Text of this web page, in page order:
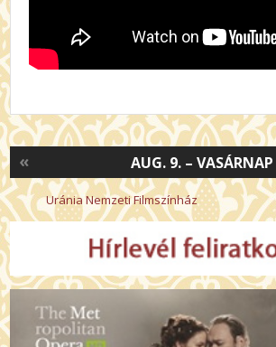
AUG. 9. – VASÁRNAP
«
Uránia Nemzeti Filmszínház